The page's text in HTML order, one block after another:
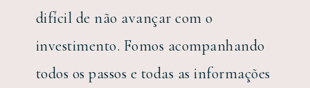
difícil de não avançar com o
investimento. Fomos acompanhando
todos os passos e todas as informações